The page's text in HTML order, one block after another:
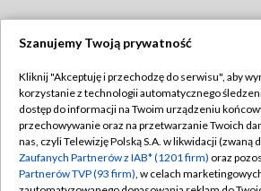
TVP
Abonament TVP
Emisja w TVP
Centrum informacji TVP
Regulamin TVP
Polityka
Szanujemy Twoją prywatność
Kliknij "Akceptuję i przechodzę do serwisu", aby
korzystanie z technologii automatycznego
dostęp do informacji na Twoim urządzeniu
przechowywanie oraz na przetwarzanie Twoich
nas, czyli Telewizję Polską S.A. w likwidacji (zwaną
Zaufanych Partnerów z IAB* (1201 firm) oraz
Partnerów TVP (93 firm), w celach